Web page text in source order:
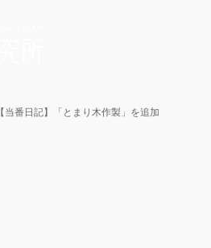
【当番日記】「とまり木作製」を追加